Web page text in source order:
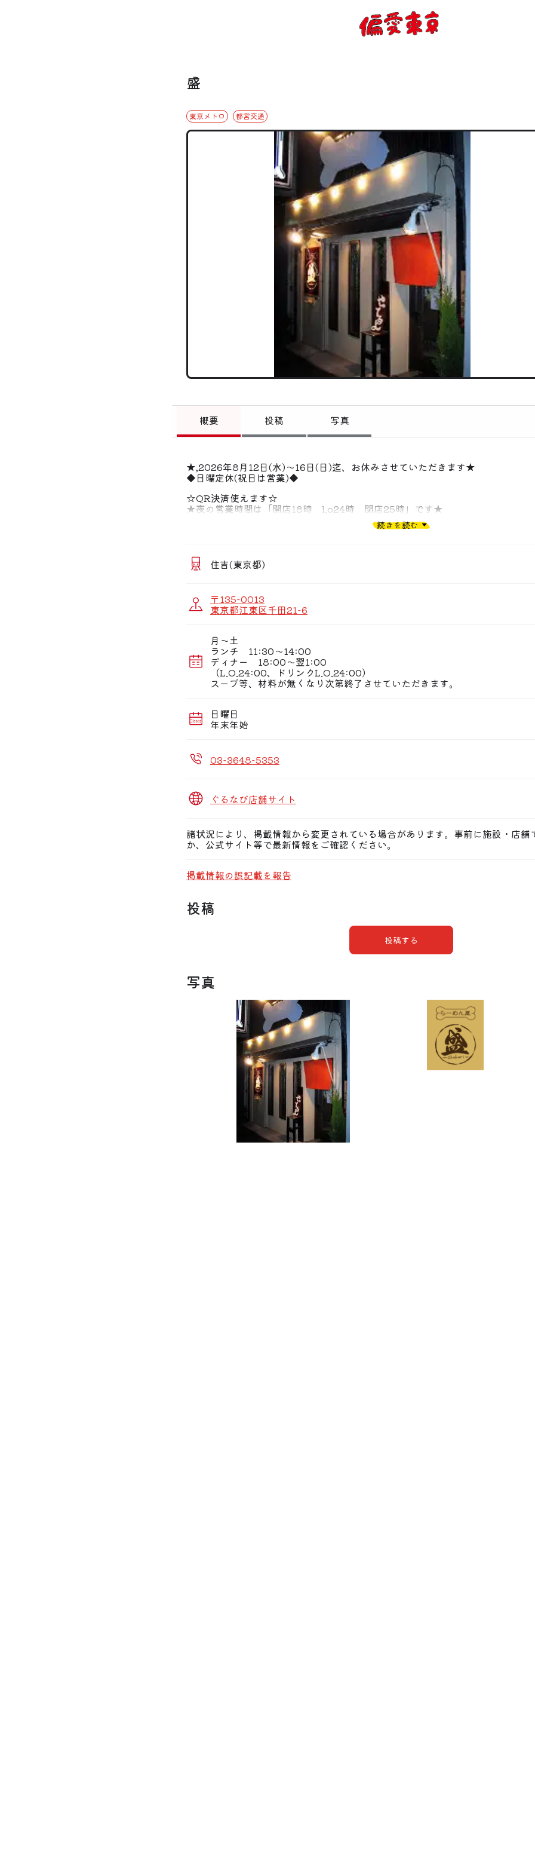
会員登録
お知らせ
トップ
偏愛コミュニティ
投稿
偏愛記事
偏愛人
偏愛スポット
盛
東京メトロ 都営交通
概要 投稿 写真
★,2026年8月12日(水)〜16日(日)迄、お休みさせていただきます★
◆日曜定休(祝日は営業)◆
☆QR決済使えます☆
★夜の営業時間は「開店18時 l.o24時 閉店25時」です★
☆土曜日と祝日は、ランチタイムもフルメニューで営業します☆
スペシャルにするとお得ですヨ★
続きを読む
住吉(東京都)
〒135-0013
東京都江東区千田21-6
月〜土
ランチ 11:30〜14:00
ディナー 18:00〜翌1:00
（L.O.24:00、ドリンクL.O.24:00）
スープ等、材料が無くなり次第終了させていただきます。
日曜日
年末年始
03-3648-5353
ぐるなび店舗サイト
諸状況により、掲載情報から変更されている場合があります。事前に施設・店舗
か、公式サイト等で最新情報をご確認ください。
掲載情報の誤記載を報告
投稿
投稿する
写真